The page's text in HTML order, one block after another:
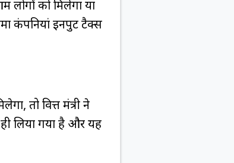
लोगों को मिलेगा या
कंपनियां इनपुट टैक्स
तो वित्त मंत्री ने
लिया गया है और यह